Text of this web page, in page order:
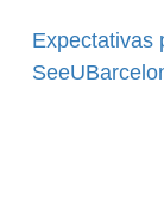
Expectativas